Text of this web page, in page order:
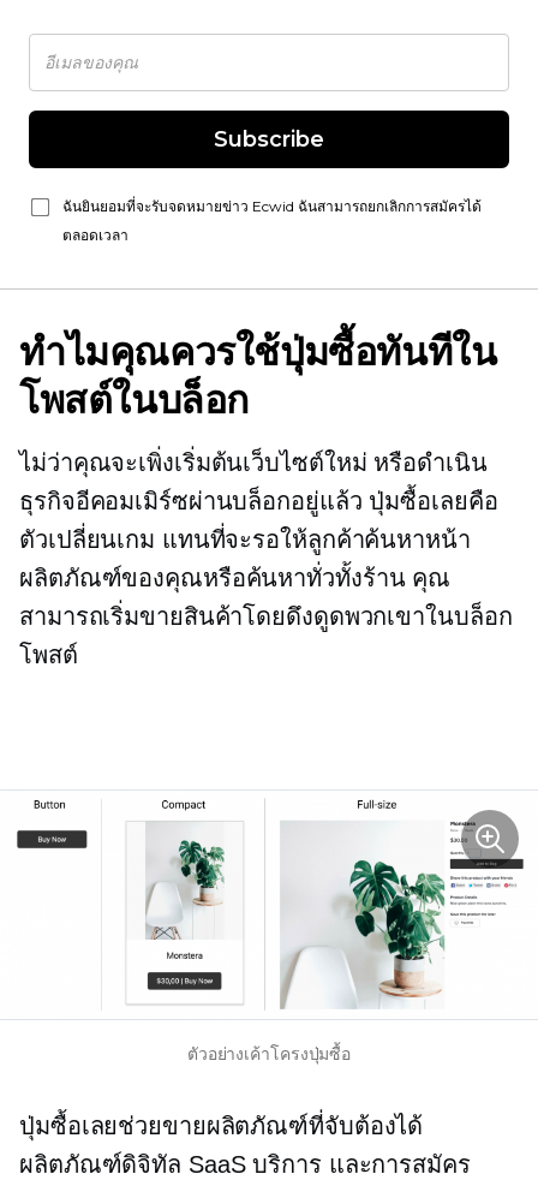
Subscribe
ฉันยินยอมที่จะรับจดหมายข่าว Ecwid ฉันสามารถยกเลิกการสมัครได้
ตลอดเวลา
ทำไมคุณควรใช้ปุ่มซื้อทันทีใน
โพสต์ในบล็อก
ไม่ว่าคุณจะเพิ่งเริ่มต้นเว็บไซต์ใหม่ หรือดำเนิน
ธุรกิจอีคอมเมิร์ซผ่านบล็อกอยู่แล้ว ปุ่มซื้อเลยคือ
ตัวเปลี่ยนเกม แทนที่จะรอให้ลูกค้าค้นหาหน้า
ผลิตภัณฑ์ของคุณหรือค้นหาทั่วทั้งร้าน คุณ
สามารถเริ่มขายสินค้าโดยดึงดูดพวกเขาในบล็อก
โพสต์
ตัวอย่างเค้าโครงปุ่มซื้อ
ปุ่มซื้อเลยช่วยขายผลิตภัณฑ์ที่จับต้องได้
ผลิตภัณฑ์ดิจิทัล SaaS บริการ และการสมัคร